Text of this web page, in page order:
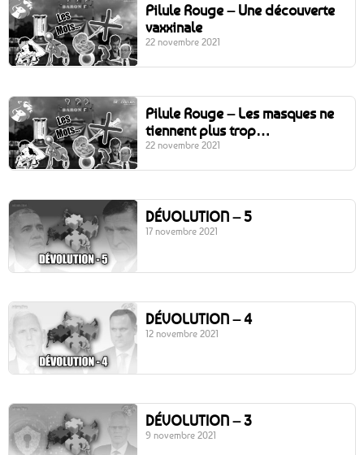
Pilule Rouge – Une découverte
vaxxinale
22 novembre 2021
Pilule Rouge – Les masques ne
tiennent plus trop…
22 novembre 2021
DÉVOLUTION – 5
17 novembre 2021
DÉVOLUTION – 4
12 novembre 2021
DÉVOLUTION – 3
9 novembre 2021